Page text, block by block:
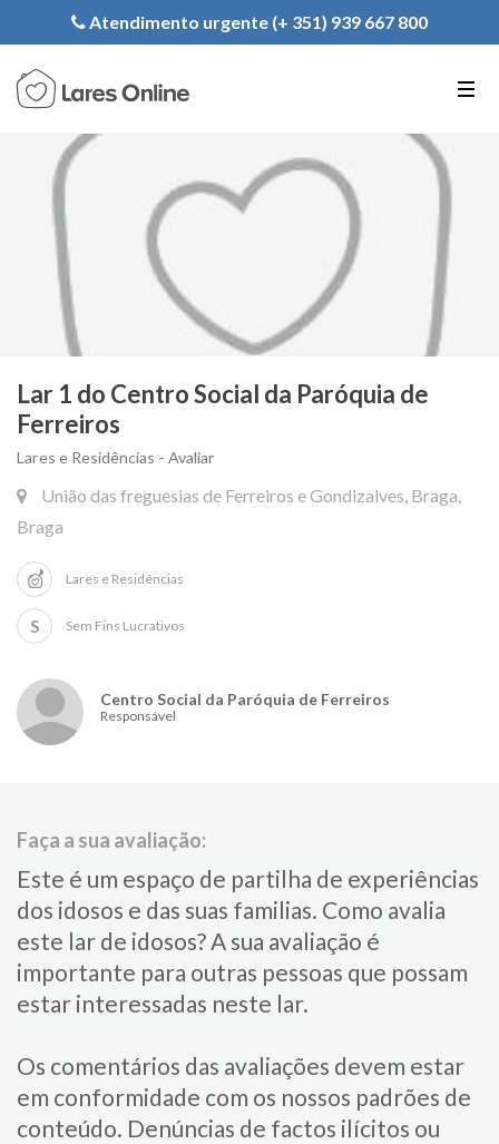
Registe a sua Instituição
Atendimento urgente (+ 351) 939 667 800
Lar 1 do Centro Social da Paróquia de
Ferreiros
Lares e Residências - Avaliar
União das freguesias de Ferreiros e Gondizalves, Braga,
Braga
Lares e Residências
S Sem Fins Lucrativos
Centro Social da Paróquia de Ferreiros
Responsável
Faça a sua avaliação:
Este é um espaço de partilha de experiências
dos idosos e das suas familias.​ Como avalia
este lar de idosos?​ ​A sua avaliação é
importante para​ outras pessoas que possam
estar interessadas neste lar.
Os comentários das avaliações devem estar
em conformidade com os nossos padrões de
conteúdo. Denúncias de factos ilícitos ou